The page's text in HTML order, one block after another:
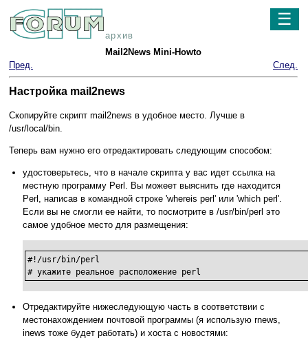
архив
☰
Mail2News Mini-Howto
Пред.
След.
Настройка mail2news
Скопируйте скрипт mail2news в удобное место. Лучше в
/usr/local/bin.
Теперь вам нужно его отредактировать следующим способом:
удостоверьтесь, что в начале скрипта у вас идет ссылка на
местную программу Perl. Вы можеет выяснить где находится
Perl, написав в командной строке 'whereis perl' или 'which perl'.
Если вы не смогли ее найти, то посмотрите в /usr/bin/perl это
самое удобное место для размещения:
#!/usr/bin/perl
# укажите реальное расположение perl
Отредактируйте нижеследующую часть в соответствии с
местонахождением почтовой программы (я использую rnews,
inews тоже будет работать) и хоста с новостями: